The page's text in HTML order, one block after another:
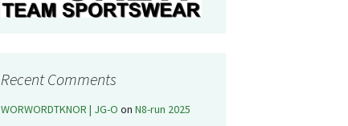
Recent Comments
WORWORDTKNOR | JG-O on N8-run 2025